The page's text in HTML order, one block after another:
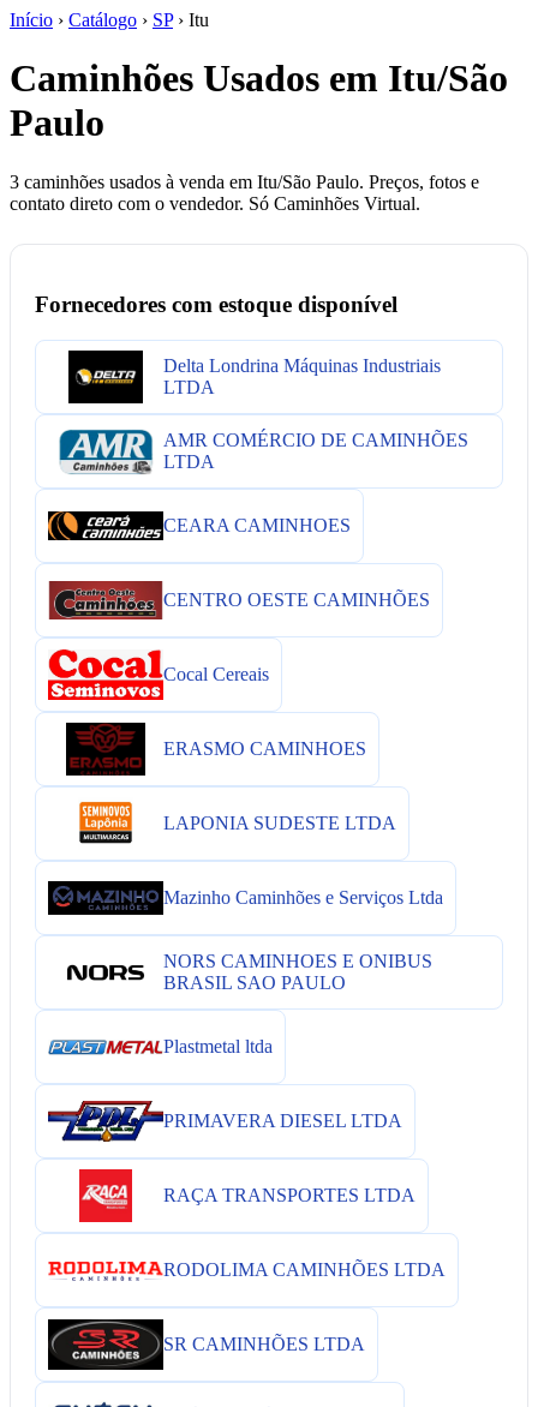
Início › Catálogo › SP› Itu
Caminhões Usados em Itu/São
Paulo
3 caminhões usados à venda em Itu/São Paulo. Preços, fotos e
contato direto com o vendedor. Só Caminhões Virtual.
Fornecedores com estoque disponível
Delta Londrina Máquinas Industriais
LTDA
AMR COMÉRCIO DE CAMINHÕES
LTDA
CEARA CAMINHOES
CENTRO OESTE CAMINHÕES
Cocal Cereais
ERASMO CAMINHOES
LAPONIA SUDESTE LTDA
Mazinho Caminhões e Serviços Ltda
NORS CAMINHOES E ONIBUS
BRASIL SAO PAULO
Plastmetal ltda
PRIMAVERA DIESEL LTDA
RAÇA TRANSPORTES LTDA
RODOLIMA CAMINHÕES LTDA
SR CAMINHÕES LTDA